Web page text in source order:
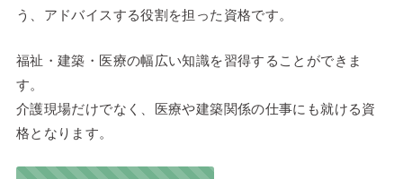
う、アドバイスする役割を担った資格です。
福祉・建築・医療の幅広い知識を習得することができま
す。
介護現場だけでなく、医療や建築関係の仕事にも就ける資
格となります。